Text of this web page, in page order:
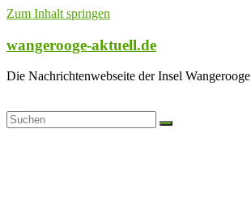
Zum Inhalt springen
wangerooge-aktuell.de
Die Nachrichtenwebseite der Insel Wangerooge